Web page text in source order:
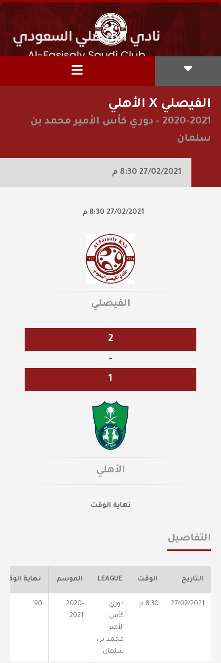
الفيصلي X الأهلي
2020-2021
- دوري كأس الأمير محمد بن
سلمان
27/02/2021
27/02/2021
الفيصلي
2
-
1
الأهلي
نهاية الوقت
التفاصيل
التاريخ الوقت LEAGUE الموسم نهاية الوقت
27/02/2021 8:30 م
دوري
كأس
الأمير
محمد بن
سلمان
2020-
2021
90'